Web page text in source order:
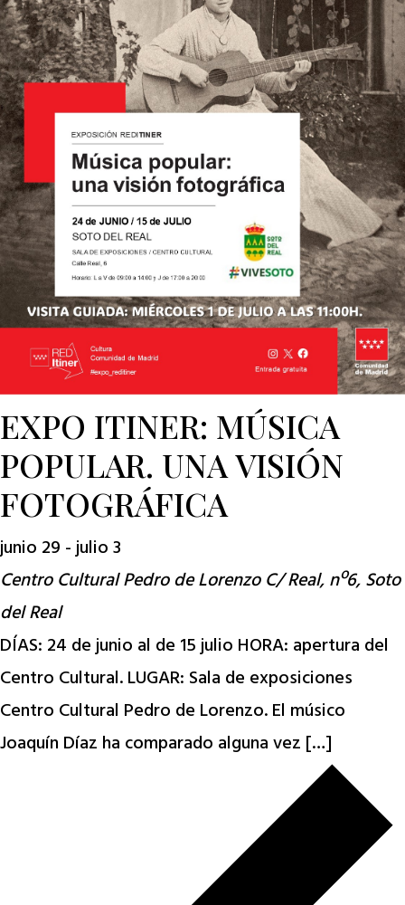
EXPO ITINER: MÚSICA
POPULAR. UNA VISIÓN
FOTOGRÁFICA
junio 29 -julio 3
Centro Cultural Pedro de LorenzoC/ Real, nº6, Soto
del Real
DÍAS: 24 de junio al de 15 julio HORA: apertura del
Centro Cultural. LUGAR: Sala de exposiciones
Centro Cultural Pedro de Lorenzo. El músico
Joaquín Díaz ha comparado alguna vez […]